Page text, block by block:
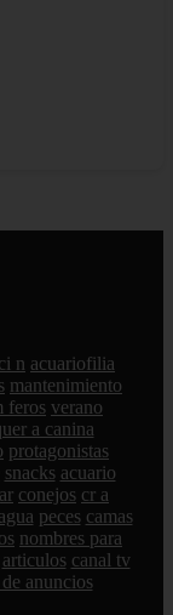
n acuariofilia
mantenimiento
feros verano
a canina
protagonistas
snacks acuario
conejos cr a
agua peces camas
nombres para
articulos canal tv
anuncios